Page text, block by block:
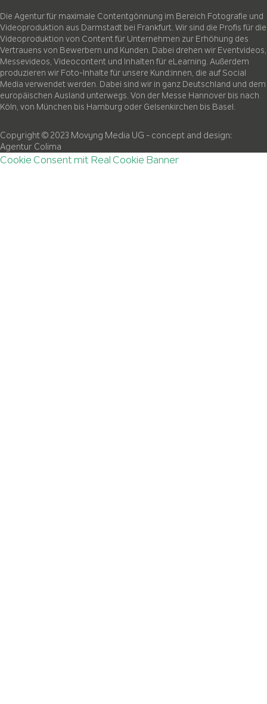
Die Agentur für maximale Contentgönnung im Bereich Fotografie und
Videoproduktion aus Darmstadt bei Frankfurt. Wir sind die Profis für die
Videoproduktion von Content für Unternehmen zur Erhöhung des
Vertrauens von Bewerbern und Kunden. Dabei drehen wir Eventvideos,
Messevideos, Videocontent und Inhalten für eLearning. Außerdem
produzieren wir Foto-Inhalte für unsere Kund:innen, die auf Social
Media verwendet werden. Dabei sind wir in ganz Deutschland und dem
europäischen Ausland unterwegs. Von der Messe Hannover bis nach
Köln, von München bis Hamburg oder Gelsenkirchen bis Basel.
Copyright © 2023 Movyng Media UG - concept and design:
Agentur Colima
Cookie Consent mit Real Cookie Banner